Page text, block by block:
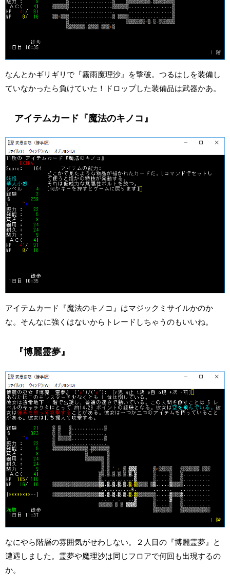
なんとかギリギリで『霧雨魔理沙』を撃破。つるはしを装備し
ていなかったら負けていた！ドロップした装備品は武器かあ。
アイテムカード『魔法のキノコ』
アイテムカード『魔法のキノコ』はマジックミサイルかのか
な。そんなに強くはないからトレードしちゃうのもいいね。
『博麗霊夢』
なにやら階層の雰囲気がせわしない。２人目の『博麗霊夢』と
遭遇しました。霊夢や魔理沙は同じフロアで何回も出現するの
か。